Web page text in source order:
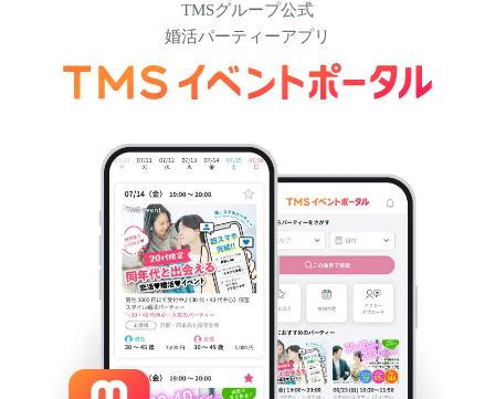
TMSグループ公式
婚活パーティーアプリ